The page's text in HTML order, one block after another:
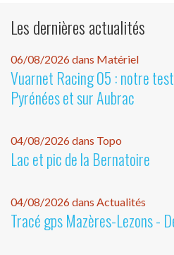
Les dernières actualités
06/08/2026 dans Matériel
Vuarnet Racing 05 : notre
Pyrénées et sur Aubrac
04/08/2026 dans Topo
Lac et pic de la Bernatoire
04/08/2026 dans Actualités
Tracé gps Mazères-Lezons -